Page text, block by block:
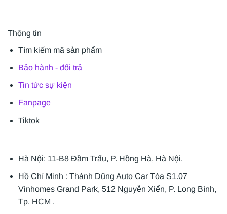
Thông tin
Tìm kiếm mã sản phẩm
Bảo hành - đổi trả
Tin tức sự kiện
Fanpage
Tiktok
Hà Nội: 11-B8 Đầm Trấu, P. Hồng Hà, Hà Nội.
Hồ Chí Minh : Thành Dũng Auto Car Tòa S1.07
Vinhomes Grand Park, 512 Nguyễn Xiển, P. Long Bình,
Tp. HCM .